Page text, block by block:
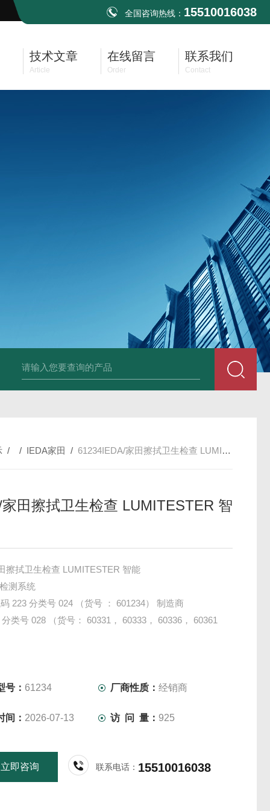
全国咨询热线： 15510016038
技术文章
Article
在线留言
Order
联系我们
Contact
PAV320-1.3 （with LAN）KIKUSUI菊水直流电源-故障快
/ / IEDA家田 / 61234IEDA/家田擦拭卫生检查 LUMITESTER 智能
田擦拭卫生检查 LUMITESTER 智
擦拭卫生检查 LUMITESTER 智能
测系统
223 分类号 024 （货号 ： 601234） 制造商
类号 028 （货号： 60331， 60333， 60336， 60361
号： 61234 厂商性质：经销商
间： 2026-07-13 访 问 量： 925
立即咨询 联系电话： 15510016038